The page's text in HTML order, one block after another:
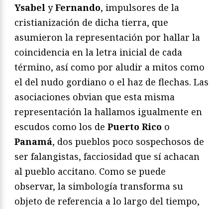
Ysabel yFernando, impulsores de la
cristianización de dicha tierra, que
asumieron la representación por hallar la
coincidencia en la letra inicial de cada
término, así como por aludir a mitos como
el del nudo gordiano o el haz de flechas. Las
asociaciones obvian que esta misma
representación la hallamos igualmente en
escudos como los de Puerto Rico o
Panamá, dos pueblos poco sospechosos de
ser falangistas, facciosidad que sí achacan
al pueblo accitano. Como se puede
observar, la simbología transforma su
objeto de referencia a lo largo del tiempo,